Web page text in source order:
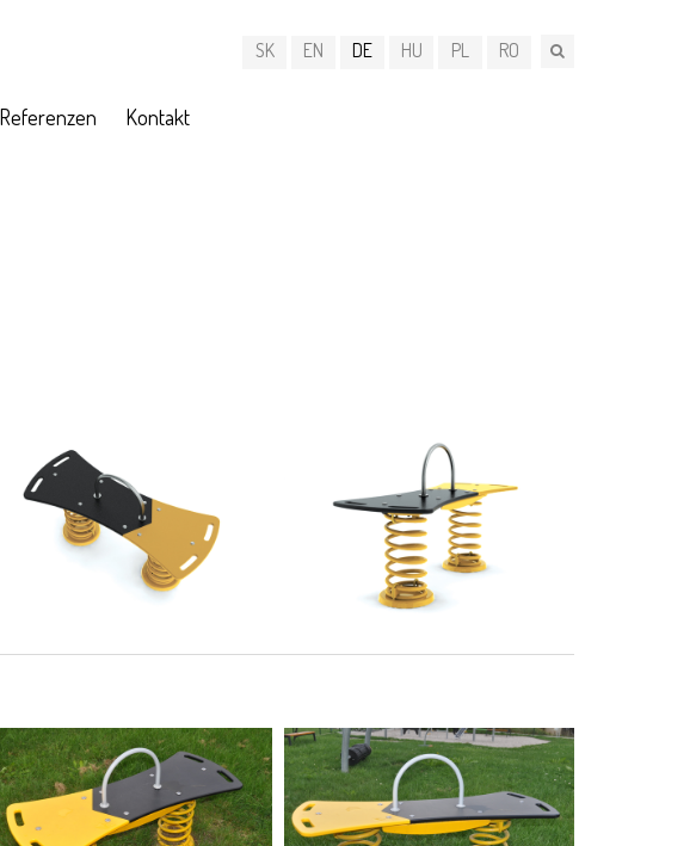
SK EN DE HU PL RO
Referenzen Kontakt